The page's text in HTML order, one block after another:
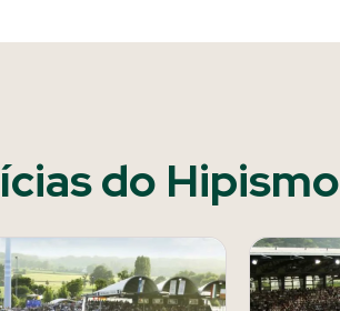
do Hipismo